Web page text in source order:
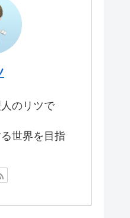
のリツで
世界を目指